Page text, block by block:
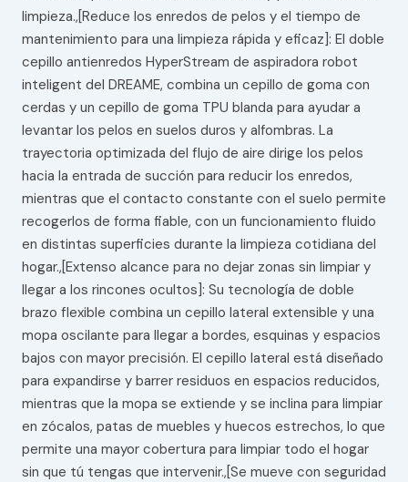
limpieza.,[Reduce los enredos de pelos y el tiempo de
mantenimiento para una limpieza rápida y eficaz]: El doble
cepillo antienredos HyperStream de aspiradora robot
inteligent del DREAME, combina un cepillo de goma con
cerdas y un cepillo de goma TPU blanda para ayudar a
levantar los pelos en suelos duros y alfombras. La
trayectoria optimizada del flujo de aire dirige los pelos
hacia la entrada de succión para reducir los enredos,
mientras que el contacto constante con el suelo permite
recogerlos de forma fiable, con un funcionamiento fluido
en distintas superficies durante la limpieza cotidiana del
hogar.,[Extenso alcance para no dejar zonas sin limpiar y
llegar a los rincones ocultos]: Su tecnología de doble
brazo flexible combina un cepillo lateral extensible y una
mopa oscilante para llegar a bordes, esquinas y espacios
bajos con mayor precisión. El cepillo lateral está diseñado
para expandirse y barrer residuos en espacios reducidos,
mientras que la mopa se extiende y se inclina para limpiar
en zócalos, patas de muebles y huecos estrechos, lo que
permite una mayor cobertura para limpiar todo el hogar
sin que tú tengas que intervenir.,[Se mueve con seguridad